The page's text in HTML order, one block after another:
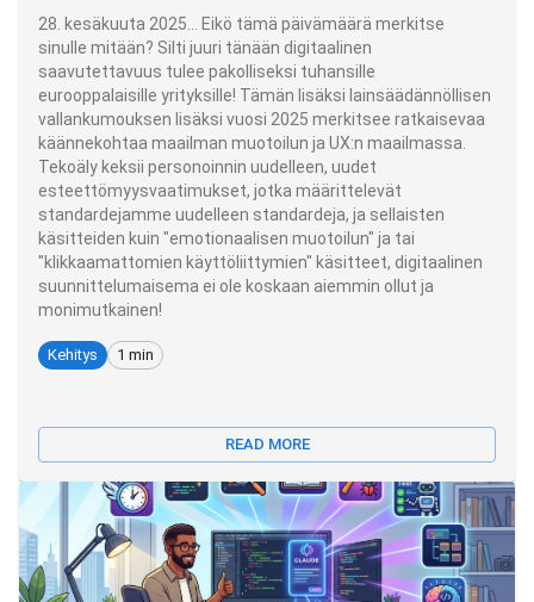
28. kesäkuuta 2025... Eikö tämä päivämäärä merkitse
sinulle mitään? Silti juuri tänään digitaalinen
saavutettavuus tulee pakolliseksi tuhansille
eurooppalaisille yrityksille! Tämän lisäksi lainsäädännöllisen
vallankumouksen lisäksi vuosi 2025 merkitsee ratkaisevaa
käännekohtaa maailman muotoilun ja UX:n maailmassa.
Tekoäly keksii personoinnin uudelleen, uudet
esteettömyysvaatimukset, jotka määrittelevät
standardejamme uudelleen standardeja, ja sellaisten
käsitteiden kuin "emotionaalisen muotoilun" ja tai
"klikkaamattomien käyttöliittymien" käsitteet, digitaalinen
suunnittelumaisema ei ole koskaan aiemmin ollut ja
monimutkainen!
Kehitys 1 min
READ MORE